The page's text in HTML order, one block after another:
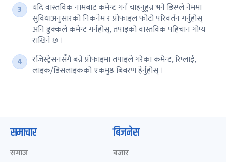
यदि वास्तविक नामबाट कमेन्ट गर्न चाहनुहुन्न भने डिस्प्ले नेममा
सुविधाअनुसारको निकनेम र प्रोफाइल फोटो परिवर्तन गर्नुहोस्
अनि ढुक्कले कमेन्ट गर्नहोस्, तपाइको वास्तविक पहिचान गोप्य
राखिने छ ।
रजिस्ट्रेसनसँगै बन्ने प्रोफाइमा तपाइले गरेका कमेन्ट, रिप्लाई,
लाइक/डिसलाइकको एकमुष्ठ बिबरण हेर्नुहोस् ।
समाचार
समाज
बिजनेस
बजार